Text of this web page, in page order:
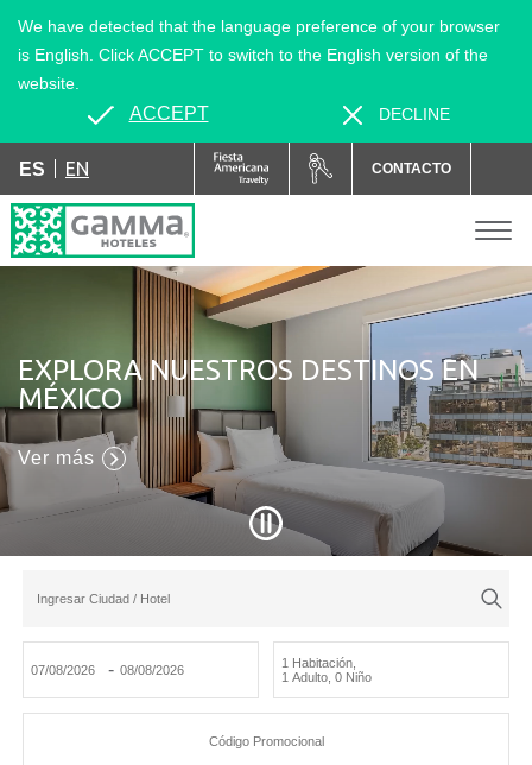
ES EN CONTACTO
We have detected that the language preference of your browser
is English. Click ACCEPT to switch to the English version of the
website.
ACCEPT DECLINE
Ingresar Ciudad / Hotel
- 1 Habitación
1 Adulto 0 Niño
Código Promocional
EXPLORA NUESTROS DESTINOS EN
MÉXICO
Ver más